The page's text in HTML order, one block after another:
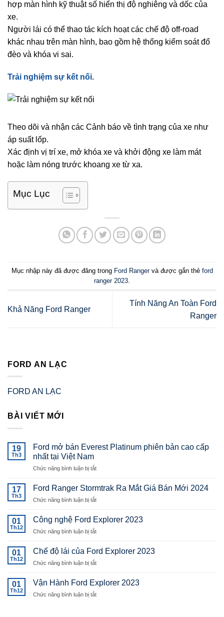
FORD AN LẠC
FORD AN LẠC
BÀI VIẾT MỚI
19
Th3
Ford mở bán Everest Platinum phiên bản cao cấp
nhất tại Việt Nam
Chức năng bình luận bị tắtở
mở
Everest
phiên
nhất
tại
Nam
17
Th3
Ford Ranger Stormtrak Ra Mắt Giá Bán Mới 2024
Chức năng bình luận bị tắtở
Ranger
Stormtrak
Ra
Giá
01
Th12
Công nghệ Ford Explorer 2023
Chức năng bình luận bị tắtở
nghệ
Explorer
01
Th12
Chế độ lái của Ford Explorer 2023
Chức năng bình luận bị tắtở
lái
của
01
Th12
Vận Hành Ford Explorer 2023
Chức năng bình luận bị tắtở
hợp màn hình kỹ thuật số hiển thị độ nghiêng và dốc của
xe.
Người lái có thể thao tác kích hoạt các chế độ off-road
khác nhau trên màn hình, bao gồm hệ thống kiểm soát đổ
đèo và khóa vi sai.
Trải nghiệm sự kết nối.
Theo dõi và nhận các Cảnh báo về tình trạng của xe như
áp suất lốp.
Xác định vị trí xe, mở khóa xe và khởi động xe làm mát
hoặc làm nóng trước khoang xe từ xa.
Mục Lục
Mục nhập này đã được đăng trong Ford Rangervà được gắn thẻ ford
ranger 2023
Khả Năng Ford Ranger
Tính Năng An Toàn Ford
Ranger